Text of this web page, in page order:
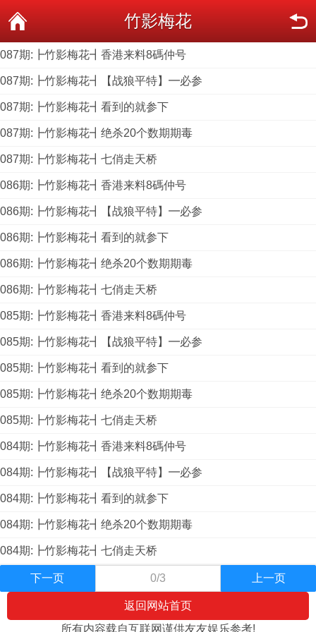
竹影梅花
087期:┣竹影梅花┫香港来料8碼仲号
087期:┣竹影梅花┫【战狼平特】━必参
087期:┣竹影梅花┫看到的就参下
087期:┣竹影梅花┫绝杀20个数期期毒
087期:┣竹影梅花┫七俏走天桥
086期:┣竹影梅花┫香港来料8碼仲号
086期:┣竹影梅花┫【战狼平特】━必参
086期:┣竹影梅花┫看到的就参下
086期:┣竹影梅花┫绝杀20个数期期毒
086期:┣竹影梅花┫七俏走天桥
085期:┣竹影梅花┫香港来料8碼仲号
085期:┣竹影梅花┫【战狼平特】━必参
085期:┣竹影梅花┫看到的就参下
085期:┣竹影梅花┫绝杀20个数期期毒
085期:┣竹影梅花┫七俏走天桥
084期:┣竹影梅花┫香港来料8碼仲号
084期:┣竹影梅花┫【战狼平特】━必参
084期:┣竹影梅花┫看到的就参下
084期:┣竹影梅花┫绝杀20个数期期毒
084期:┣竹影梅花┫七俏走天桥
下一页 0/3 上一页
返回网站首页
所有内容载自互联网谨供友友娱乐参考!